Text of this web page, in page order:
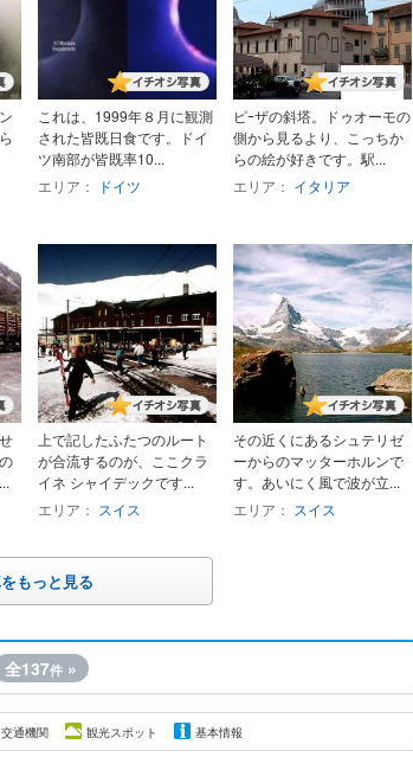
これは、1999年８月に観測
された皆既日食です。ドイ
ツ南部が皆既率10...
エリア：
ドイツ
ピｰザの斜塔。ドゥオーモの
側から見るより、こっちか
らの絵が好きです。駅...
エリア： イタリア
上で記したふたつのルート
が合流するのが、ここクラ
イネ シャイデックです...
エリア： スイス
その近くにあるシュテリゼ
ーからのマッターホルンで
す。あいにく風で波が立...
エリア： スイス
もっと見る
全137件 »
交通機関 観光スポット 基本情報